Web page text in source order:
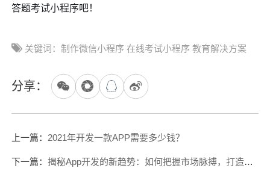
答题考试小程序吧！
关键词：制作微信小程序 在线考试小程序 教育解决方案
分享：
上一篇： 2021年开发一款APP需要多少钱？
下一篇： 揭秘App开发的新趋势：如何把握市场脉搏，打造用户挚爱的应用？